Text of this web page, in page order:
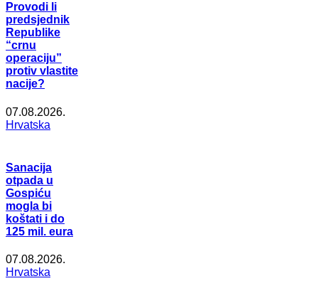
Provodi li
predsjednik
Republike
“crnu
operaciju”
protiv vlastite
nacije?
07.08.2026.
Hrvatska
Sanacija
otpada u
Gospiću
mogla bi
koštati i do
125 mil. eura
07.08.2026.
Hrvatska